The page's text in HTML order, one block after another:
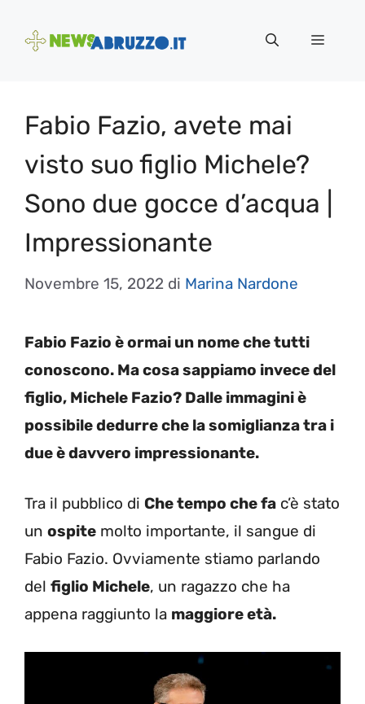
Menu
Fabio Fazio, avete mai
visto suo figlio Michele?
Sono due gocce d’acqua |
Impressionante
Novembre 15, 2022 di Marina Nardone
Fabio Fazio è ormai un nome che tutti
conoscono. Ma cosa sappiamo invece del
figlio, Michele Fazio? Dalle immagini è
possibile dedurre che la somiglianza tra i
due è davvero impressionante.
Tra il pubblico di Che tempo che fa c’è stato
un ospite molto importante, il sangue di
Fabio Fazio. Ovviamente stiamo parlando
del figlio Michele, un ragazzo che ha
appena raggiunto la maggiore età.